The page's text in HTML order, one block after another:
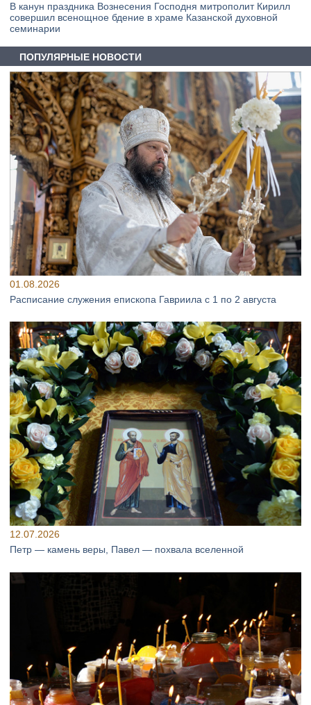
В канун праздника Вознесения Господня митрополит Кирилл
совершил всенощное бдение в храме Казанской духовной
семинарии
ПОПУЛЯРНЫЕ НОВОСТИ
01.08.2026
Расписание служения епископа Гавриила с 1 по 2 августа
12.07.2026
Петр — камень веры, Павел — похвала вселенной